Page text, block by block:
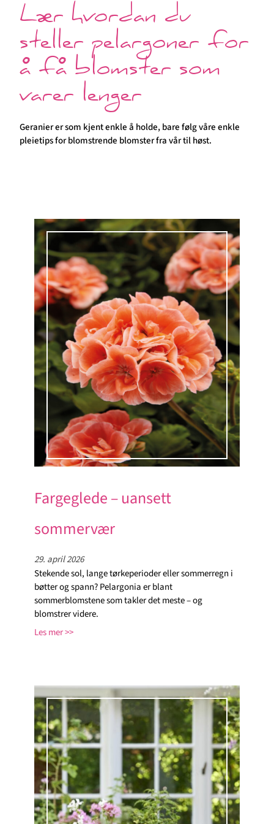
Lær hvordan du
steller pelargoner for
å få blomster som
varer lenger
Geranier er som kjent enkle å holde, bare følg våre enkle
pleietips for blomstrende blomster fra vår til høst.
Fargeglede – uansett
sommervær
29. april 2026
Stekende sol, lange tørkeperioder eller sommerregn i
bøtter og spann? Pelargonia er blant
sommerblomstene som takler det meste – og
blomstrer videre.
Les mer